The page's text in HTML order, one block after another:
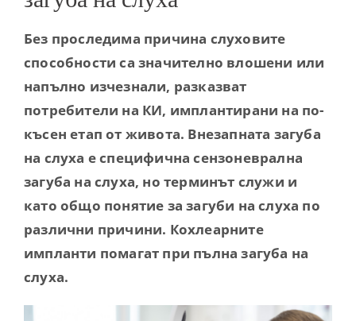
Contact
Без проследима причина слуховите
способности са значително влошени или
напълно изчезнали, разказват
потребители на КИ, имплантирани на по-
късен етап от живота. Внезапната загуба
на слуха е специфична сензоневрална
загуба на слуха, но терминът служи и
като общо понятие за загуби на слуха по
различни причини. Кохлеарните
импланти помагат при пълна загуба на
слуха.